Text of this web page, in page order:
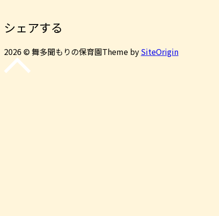
シェアする
2026 © 舞多聞もりの保育園Theme by SiteOrigin
先
頭